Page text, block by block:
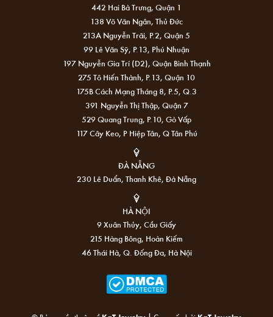
442 Hai Bà Trưng, Quận 1
138 Võ Văn Ngân, Thủ Đức
213A Nguyễn Trãi, P.2, Quận 5
99 Lê Văn Sỹ, P.13, Phú Nhuận
197 Nguyễn Gia Trí (D2), Quận Bình Thạnh
275 Tô Hiến Thành, P.13, Quận 10
175B Cách Mạng Tháng 8, P.5, Q.3
391 Nguyễn Thị Thập, Quận 7
529 Quang Trung, P.10, Gò Vấp
117 Cây Keo, P Hiệp Tân, Q Tân Phú
ĐÀ NẴNG
230 Lê Duẩn, Thanh Khê, Đà Nẵng
HÀ NỘI
9 Xuân Thủy, Cầu Giấy
215 Hàng Bông, Hoàn Kiếm
46 Thái Hà, Q. Đống Đa, Hà Nội